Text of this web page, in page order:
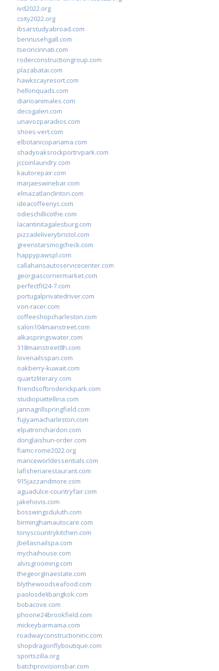
ivd2022.org
csity2022.org
ibsarstudyabroad.com
bennusehgall.com
tsecincinnati.com
roderconstructiongroup.com
plazabatai.com
hawkscayresort.com
hellonquads.com
diarioanimales.com
decogaleri.com
unavozparadios.com
shoes-vert.com
elbotanicopanama.com
shadyoaksrockportrvpark.com
jccoinlaundry.com
kautorepair.com
marjaeswinebar.com
elmazatlanclinton.com
ideacoffeenyc.com
odieschillicothe.com
lacantinitagalesburg.com
pizzadeliverybristol.com
greenstarsmogcheck.com
happypawspl.com
callahansautoservicecenter.com
georgiascornermarket.com
perfectfit24-7.com
portugalprivatedriver.com
von-racer.com
coffeeshopcharleston.com
salon104mainstreet.com
alkaspringswater.com
318mainstreet8h.com
lovenailsspari.com
oakberry-kuwait.com
quartzliterary.com
friendsofbroderickpark.com
studiopiattellina.com
jannagrillspringfield.com
fujiyamacharleston.com
elpatronchardon.com
donglaishun-order.com
fiamc-rome2022.org
mariceworldessentials.com
lafisheriarestaurant.com
915jazzandmore.com
aguadulce-countryfair.com
jakehovis.com
bosswingsduluth.com
birminghamautocare.com
tonyscountrykitchen.com
jbellasnailspa.com
mychaihouse.com
alvisgrooming.com
thegeorginaestate.com
blythewoodseafood.com
paolosdelibangkok.com
bobacove.com
phoone24brookfield.com
mickeybarmama.com
roadwayconstructioninc.com
shopdragonflyboutique.com
sportszilla.org
batchprovisionsbar.com